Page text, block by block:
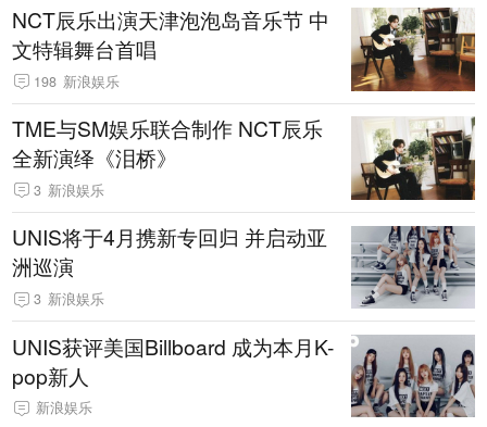
NCT辰乐出演天津泡泡岛音乐节 中
文特辑舞台首唱
198 新浪娱乐
TME与SM娱乐联合制作 NCT辰乐
全新演绎《泪桥》
3 新浪娱乐
UNIS将于4月携新专回归 并启动亚
洲巡演
3 新浪娱乐
UNIS获评美国Billboard 成为本月K-
pop新人
新浪娱乐